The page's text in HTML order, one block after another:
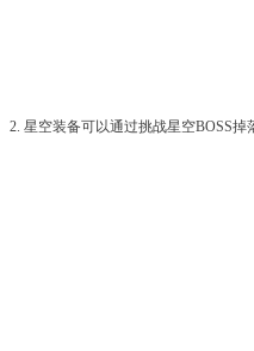
2. 星空装备可以通过挑战星空BOSS掉